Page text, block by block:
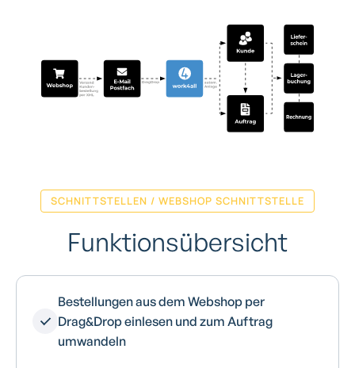
SCHNITTSTELLEN / WEBSHOP SCHNITTSTELLE
Funktionsübersicht
Bestellungen aus dem Webshop per
Drag&Drop einlesen und zum Auftrag
umwandeln